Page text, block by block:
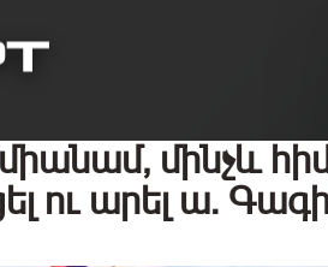
մինչև
ու արել ա.